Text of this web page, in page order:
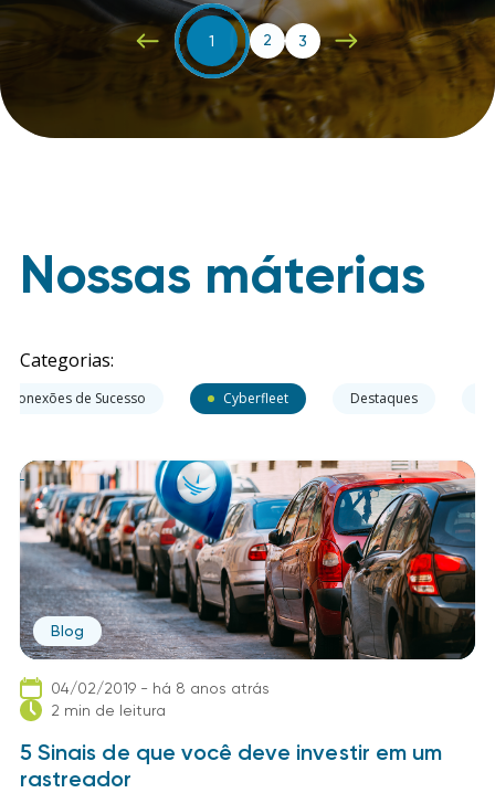
2 3
Nossas máterias
Categorias:
Conexões de Sucesso Cyberfleet Destaques
Blog
04/02/2019 - há 8 anos atrás
2 min de leitura
5 Sinais de que você deve investir em um
rastreador